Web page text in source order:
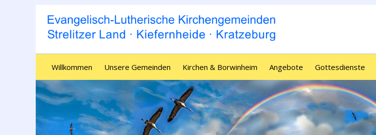
Willkommen Unsere Gemeinden Kirchen & Borwinheim Angebote Gottesdienste